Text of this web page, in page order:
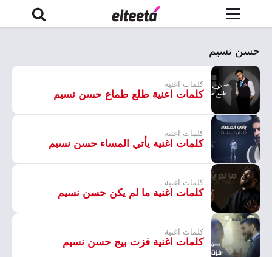
حسن نسيم
كلمات اغنية
كلمات اعنية طلع طماع حسن نسيم
كلمات اغنية
كلمات اغنية يأتي المساء حسن نسيم
كلمات اغنية
كلمات اغنية ما لم يكن حسن نسيم
كلمات اغنية
كلمات اغنية فزت بيج حسن نسيم